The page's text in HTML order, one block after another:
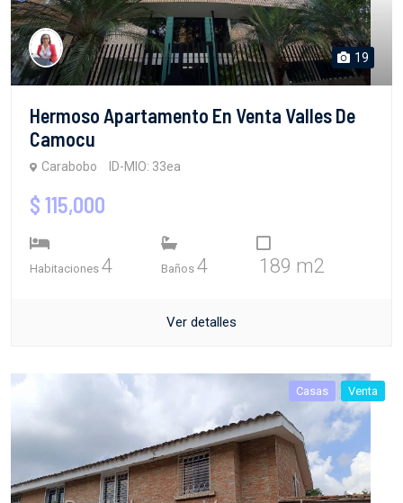
19
Hermoso Apartamento En Venta Valles De
Camocu
Carabobo ID-MIO: 33ea
$ 115,000
Habitaciones 4 Baños 4 189 m2
Ver detalles
Casas Venta